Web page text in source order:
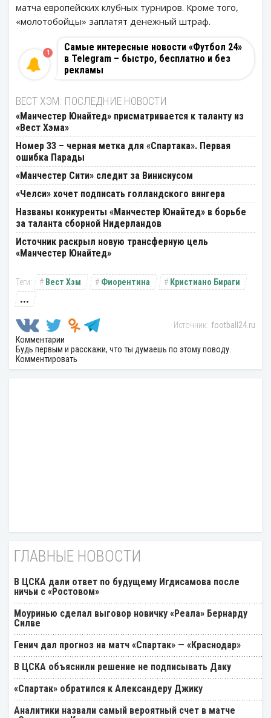
матча европейских клубных турниров. Кроме того,
«молотобойцы» заплатят денежный штраф.
Самые интересные новости «Футбол 24»
в Telegram – быстро, бесплатно и без
рекламы
1
ВЕСТ ХЭМ: ПОСЛЕДНИЕ НОВОСТИ
«Манчестер Юнайтед» присматривается к таланту из
«Вест Хэма»
Номер 33 – черная метка для «Спартака». Первая
ошибка Парады
«Манчестер Сити» следит за Винисиусом
«Челси» хочет подписать голландского вингера
Названы конкуренты «Манчестер Юнайтед» в борьбе
за таланта сборной Нидерландов
Источник раскрыл новую трансферную цель
«Манчестер Юнайтед»
Вест Хэм Фиорентина Кристиано Бираги
...
football24.ru
Комментарии
Будь первым и расскажи, что ты думаешь по этому поводу.
Комментировать
ГЛАВНЫЕ НОВОСТИ
В ЦСКА дали ответ по будущему Игдисамова после
ничьи с «Ростовом»
Моуринью сделал выговор новичку «Реала» Бернарду
Силве
Генич дал прогноз на матч «Спартак» — «Краснодар»
В ЦСКА объяснили решение не подписывать Даку
«Спартак» обратился к Александеру Джику
Аналитики назвали самый вероятный счет в матче